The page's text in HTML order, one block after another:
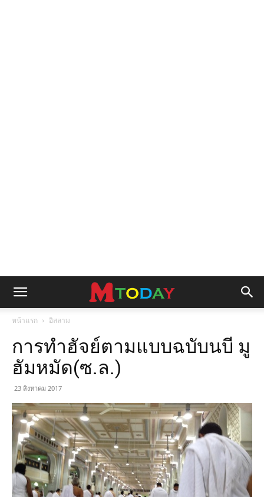
หน้าแรก อิสลาม
การทำฮัจย์ตามแบบฉบับนบี มู
ฮัมหมัด(ซ.ล.)
23 สิงหาคม 2017